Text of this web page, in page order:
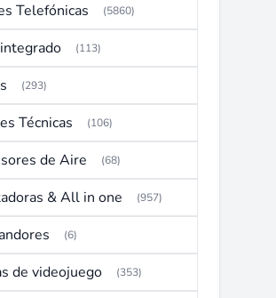
Telefónicas (5860)
(113)
(293)
Técnicas (106)
de Aire (68)
& All in one (957)
(6)
de videojuego (353)